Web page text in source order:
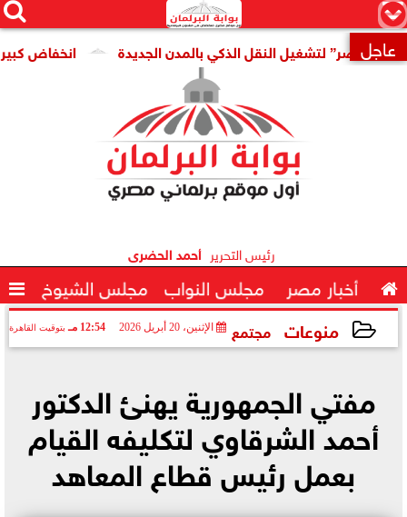
×


 عاجل انخفاض كبير فى لتشغيل النقل الذكي بالمدن الجديدة
رئيس التحرير أحمد الحضرى
 أخبار مصر مجلس النواب مجلس الشيوخ 
منوعات مجتمع الإثنين، 20 أبريل 2026 12:54 مـ بتوقيت القاهرة
مفتي الجمهورية يهنئ الدكتور
أحمد الشرقاوي لتكليفه القيام
بعمل رئيس قطاع المعاهد